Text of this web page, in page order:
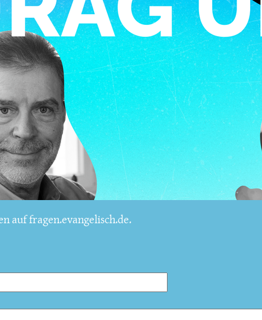
auf fragen.evangelisch.de.